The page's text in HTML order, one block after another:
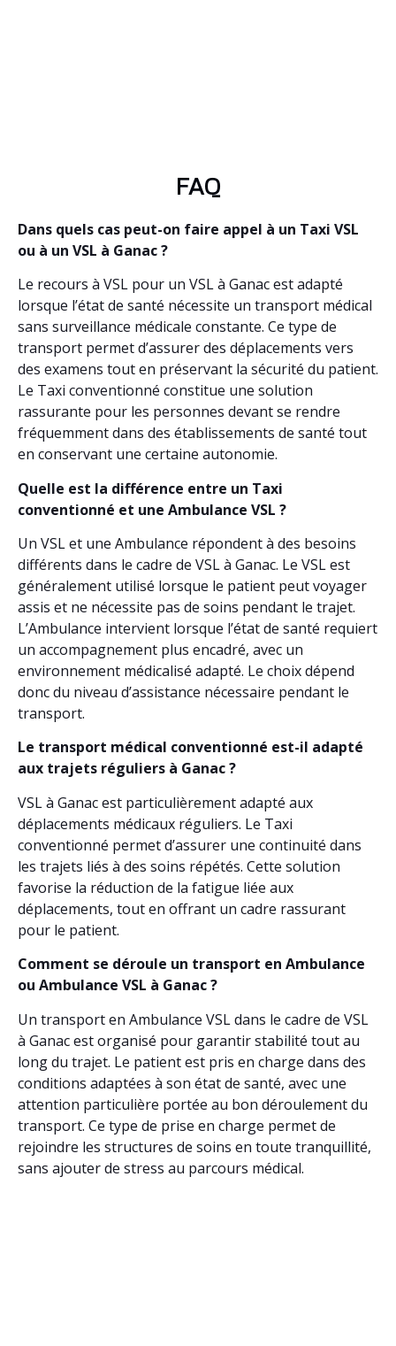
FAQ
Dans quels cas peut-on faire appel à un Taxi VSL
ou à un VSL à Ganac ?
Le recours à VSL pour un VSL à Ganac est adapté
lorsque l’état de santé nécessite un transport médical
sans surveillance médicale constante. Ce type de
transport permet d’assurer des déplacements vers
des examens tout en préservant la sécurité du patient.
Le Taxi conventionné constitue une solution
rassurante pour les personnes devant se rendre
fréquemment dans des établissements de santé tout
en conservant une certaine autonomie.
Quelle est la différence entre un Taxi
conventionné et une Ambulance VSL ?
Un VSL et une Ambulance répondent à des besoins
différents dans le cadre de VSL à Ganac. Le VSL est
généralement utilisé lorsque le patient peut voyager
assis et ne nécessite pas de soins pendant le trajet.
L’Ambulance intervient lorsque l’état de santé requiert
un accompagnement plus encadré, avec un
environnement médicalisé adapté. Le choix dépend
donc du niveau d’assistance nécessaire pendant le
transport.
Le transport médical conventionné est-il adapté
aux trajets réguliers à Ganac ?
VSL à Ganac est particulièrement adapté aux
déplacements médicaux réguliers. Le Taxi
conventionné permet d’assurer une continuité dans
les trajets liés à des soins répétés. Cette solution
favorise la réduction de la fatigue liée aux
déplacements, tout en offrant un cadre rassurant
pour le patient.
Comment se déroule un transport en Ambulance
ou Ambulance VSL à Ganac ?
Un transport en Ambulance VSL dans le cadre de VSL
à Ganac est organisé pour garantir stabilité tout au
long du trajet. Le patient est pris en charge dans des
conditions adaptées à son état de santé, avec une
attention particulière portée au bon déroulement du
transport. Ce type de prise en charge permet de
rejoindre les structures de soins en toute tranquillité,
sans ajouter de stress au parcours médical.